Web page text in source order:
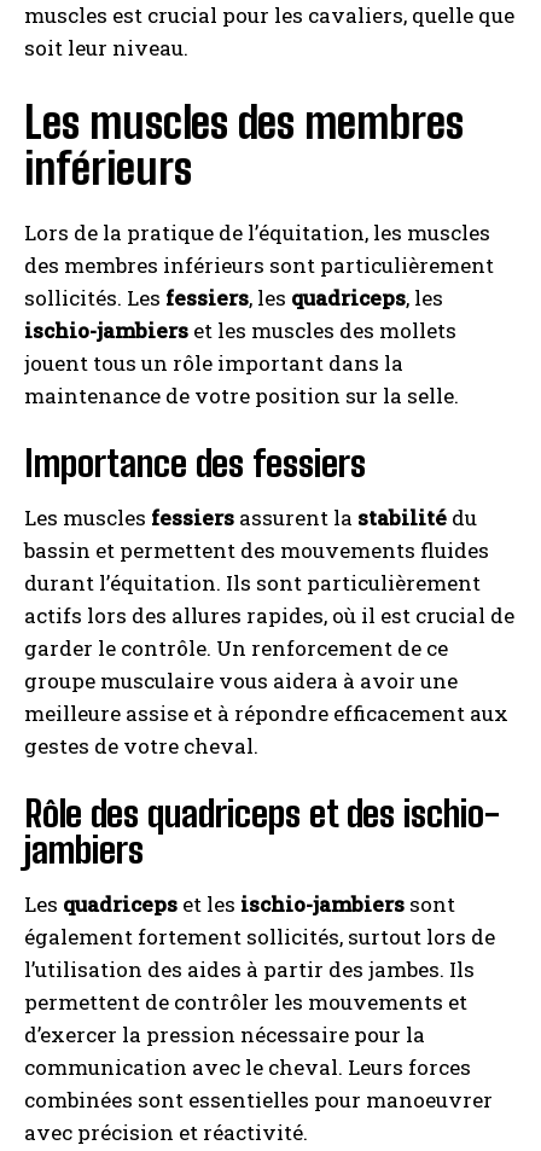
muscles est crucial pour les cavaliers, quelle que
soit leur niveau.
Les muscles des membres
inférieurs
Lors de la pratique de l’équitation, les muscles
des membres inférieurs sont particulièrement
sollicités. Les fessiers, les quadriceps, les
ischio-jambiers et les muscles des mollets
jouent tous un rôle important dans la
maintenance de votre position sur la selle.
Importance des fessiers
Les muscles fessiers assurent la stabilité du
bassin et permettent des mouvements fluides
durant l’équitation. Ils sont particulièrement
actifs lors des allures rapides, où il est crucial de
garder le contrôle. Un renforcement de ce
groupe musculaire vous aidera à avoir une
meilleure assise et à répondre efficacement aux
gestes de votre cheval.
Rôle des quadriceps et des ischio-
jambiers
Les quadriceps et les ischio-jambiers sont
également fortement sollicités, surtout lors de
l’utilisation des aides à partir des jambes. Ils
permettent de contrôler les mouvements et
d’exercer la pression nécessaire pour la
communication avec le cheval. Leurs forces
combinées sont essentielles pour manoeuvrer
avec précision et réactivité.